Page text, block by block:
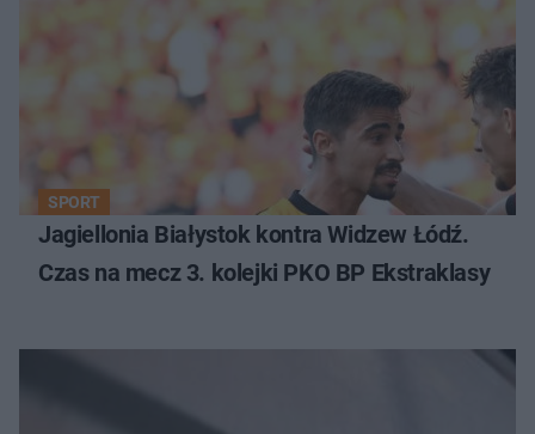
SPORT
Jagiellonia Białystok kontra Widzew Łódź.
Czas na mecz 3. kolejki PKO BP Ekstraklasy